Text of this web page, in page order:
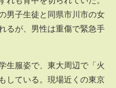
男子生徒と同県市川市の女
るが、男性は重傷で緊急手
生服姿で、東大周辺で「火
している。現場近くの東京